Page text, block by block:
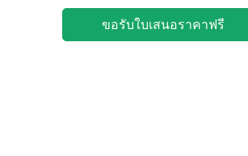
ขอรับใบเสนอราคาฟรี